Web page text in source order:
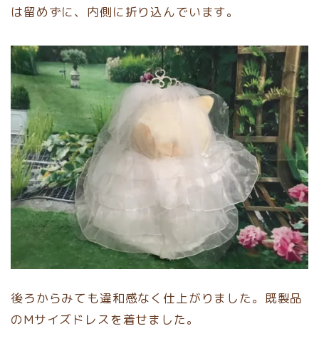
は留めずに、内側に折り込んでいます。
後ろからみても違和感なく仕上がりました。既製品
のMサイズドレスを着せました。